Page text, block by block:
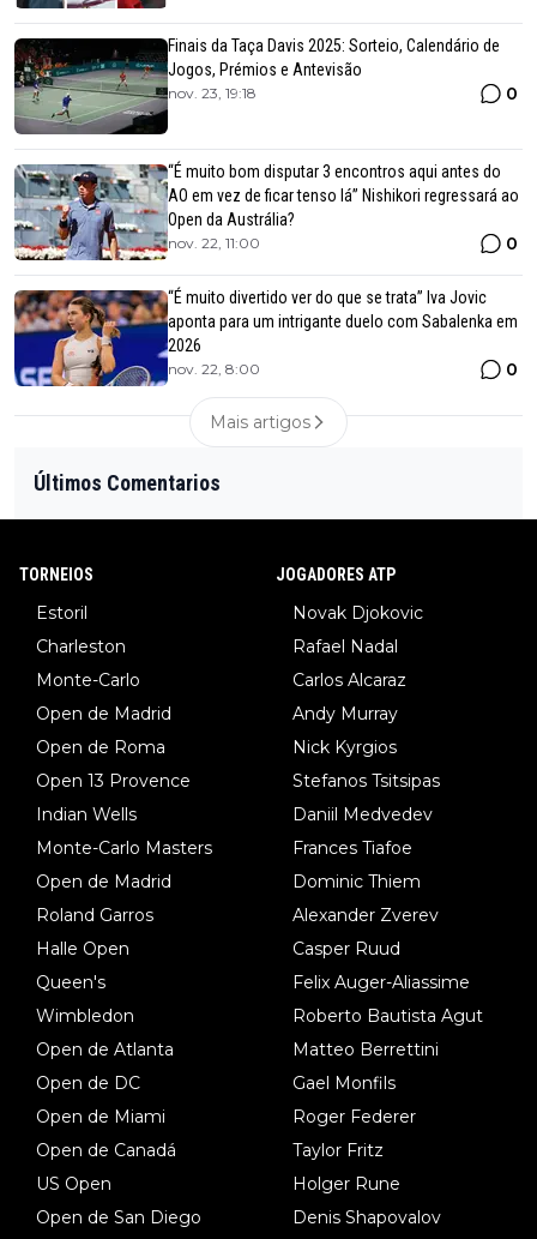
Finais da Taça Davis 2025: Sorteio, Calendário de
Jogos, Prémios e Antevisão
nov. 23, 19:18 0
“É muito bom disputar 3 encontros aqui antes do
AO em vez de ficar tenso lá” Nishikori regressará ao
Open da Austrália?
nov. 22, 11:00 0
“É muito divertido ver do que se trata” Iva Jovic
aponta para um intrigante duelo com Sabalenka em
2026
nov. 22, 8:00 0
Mais artigos
Últimos Comentarios
TORNEIOS
Estoril
Charleston
Monte-Carlo
Open de Madrid
Open de Roma
Open 13 Provence
Indian Wells
Monte-Carlo Masters
Open de Madrid
Roland Garros
Halle Open
Queen's
Wimbledon
Open de Atlanta
Open de DC
Open de Miami
Open de Canadá
US Open
Open de San Diego
JOGADORES ATP
Novak Djokovic
Rafael Nadal
Carlos Alcaraz
Andy Murray
Nick Kyrgios
Stefanos Tsitsipas
Daniil Medvedev
Frances Tiafoe
Dominic Thiem
Alexander Zverev
Casper Ruud
Felix Auger-Aliassime
Roberto Bautista Agut
Matteo Berrettini
Gael Monfils
Roger Federer
Taylor Fritz
Holger Rune
Denis Shapovalov